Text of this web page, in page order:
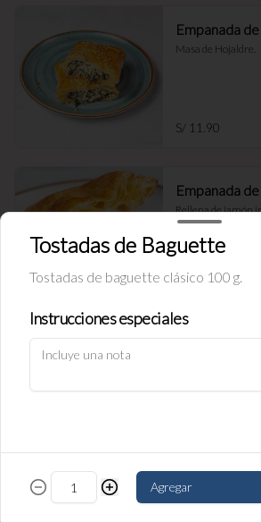
Empanada
Masa de Hojaldre.
S/ 11.90
Empanada
Rellena de jamón
S/ 11.90
Política de Cookies
Haga clic en Aceptar para permitir que
Configuración de
Tostadas de Baguette
Tostadas de baguette clásico 100 g.
Instrucciones especiales
Agregar